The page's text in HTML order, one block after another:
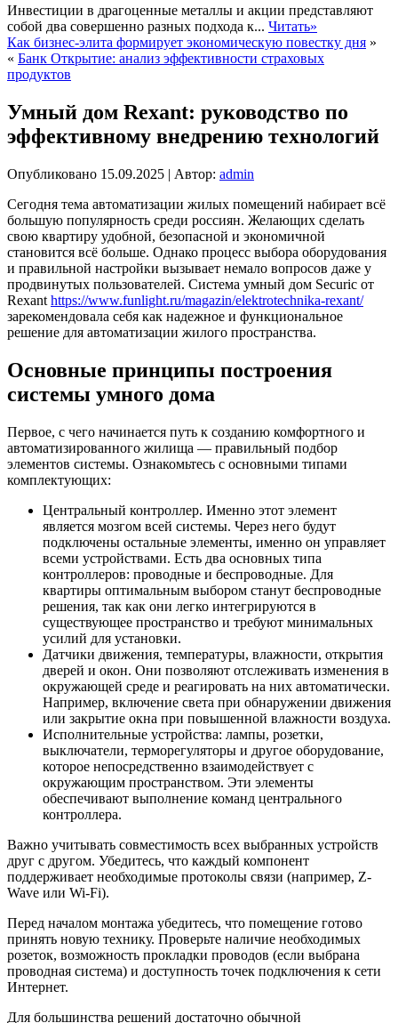
Инвестиции в драгоценные металлы и акции представляют
собой два совершенно разных подхода к... Читать»
Как бизнес-элита формирует экономическую повестку дня »
« Банк Открытие: анализ эффективности страховых
продуктов
Умный дом Rexant: руководство по
эффективному внедрению технологий
Опубликовано 15.09.2025 | Автор: admin
Сегодня тема автоматизации жилых помещений набирает всё
большую популярность среди россиян. Желающих сделать
свою квартиру удобной, безопасной и экономичной
становится всё больше. Однако процесс выбора оборудования
и правильной настройки вызывает немало вопросов даже у
продвинутых пользователей. Система умный дом Securic от
Rexant https://www.funlight.ru/magazin/elektrotechnika-rexant/
зарекомендовала себя как надежное и функциональное
решение для автоматизации жилого пространства.
Основные принципы построения
системы умного дома
Первое, с чего начинается путь к созданию комфортного и
автоматизированного жилища — правильный подбор
элементов системы. Ознакомьтесь с основными типами
комплектующих:
Центральный контроллер. Именно этот элемент
является мозгом всей системы. Через него будут
подключены остальные элементы, именно он управляет
всеми устройствами. Есть два основных типа
контроллеров: проводные и беспроводные. Для
квартиры оптимальным выбором станут беспроводные
решения, так как они легко интегрируются в
существующее пространство и требуют минимальных
усилий для установки.
Датчики движения, температуры, влажности, открытия
дверей и окон. Они позволяют отслеживать изменения в
окружающей среде и реагировать на них автоматически.
Например, включение света при обнаружении движения
или закрытие окна при повышенной влажности воздуха.
Исполнительные устройства: лампы, розетки,
выключатели, терморегуляторы и другое оборудование,
которое непосредственно взаимодействует с
окружающим пространством. Эти элементы
обеспечивают выполнение команд центрального
контроллера.
Важно учитывать совместимость всех выбранных устройств
друг с другом. Убедитесь, что каждый компонент
поддерживает необходимые протоколы связи (например, Z-
Wave или Wi-Fi).
Перед началом монтажа убедитесь, что помещение готово
принять новую технику. Проверьте наличие необходимых
розеток, возможность прокладки проводов (если выбрана
проводная система) и доступность точек подключения к сети
Интернет.
Для большинства решений достаточно обычной